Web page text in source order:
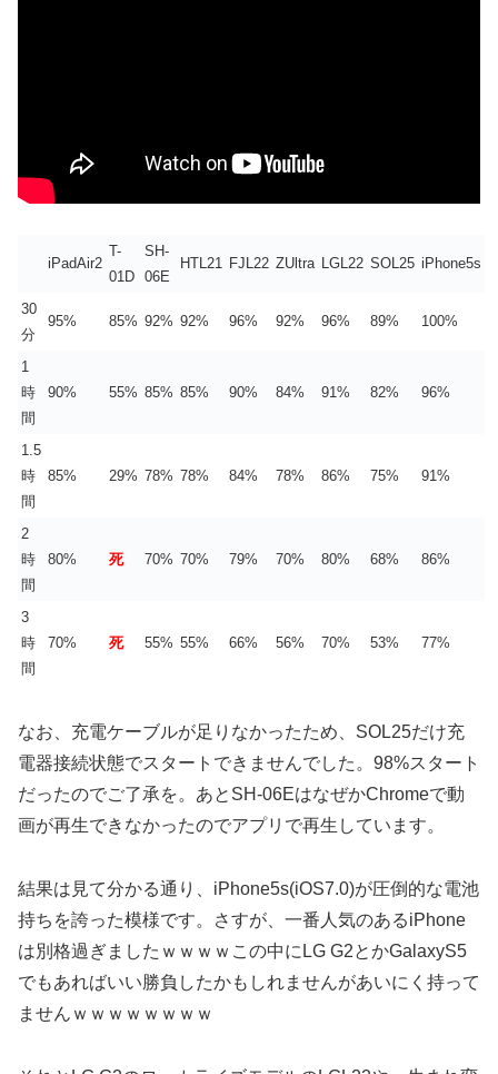
iPadAir2
T-
01D
SH-
06E
HTL21 FJL22 ZUltra LGL22 SOL25 iPhone5s
30
分
95% 85% 92% 92% 96% 92% 96% 89% 100%
1
時
間
90% 55% 85% 85% 90% 84% 91% 82% 96%
1.5
時
間
85% 29% 78% 78% 84% 78% 86% 75% 91%
2
時
間
80% 死 70% 70% 79% 70% 80% 68% 86%
3
時
間
70% 死 55% 55% 66% 56% 70% 53% 77%
なお、充電ケーブルが足りなかったため、SOL25だけ充
電器接続状態でスタートできませんでした。98%スタート
だったのでご了承を。あとSH-06EはなぜかChromeで動
画が再生できなかったのでアプリで再生しています。
結果は見て分かる通り、iPhone5s(iOS7.0)が圧倒的な電池
持ちを誇った模様です。さすが、一番人気のあるiPhone
は別格過ぎましたｗｗｗｗこの中にLG G2とかGalaxyS5
でもあればいい勝負したかもしれませんがあいにく持って
ませんｗｗｗｗｗｗｗｗ